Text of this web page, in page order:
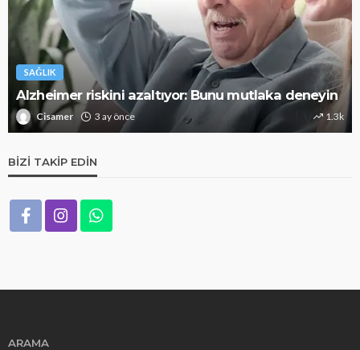
SAĞLIK
Alzheimer riskini azaltıyor: Bunu mutlaka deneyin
Cisamer 3 ay önce 1.3k
BIZI TAKIP EDIN
ARAMA